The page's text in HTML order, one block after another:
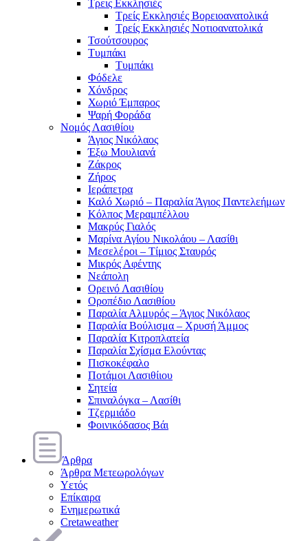
Τρεις Εκκλησιές
Τρείς Εκκλησιές Βορειοανατολικά
Τρείς Εκκλησιές Νοτιοανατολικά
Τσούτσουρος
Τυμπάκι
Τυμπάκι
Φόδελε
Χόνδρος
Χωριό Έμπαρος
Ψαρή Φοράδα
Νομός Λασιθίου
Άγιος Νικόλαος
Έξω Μουλιανά
Ζάκρος
Ζήρος
Ιεράπετρα
Καλό Χωριό – Παραλία Άγιος Παντελεήμων
Κόλπος Μεραμπέλλου
Μακρύς Γιαλός
Μαρίνα Αγίου Νικολάου – Λασίθι
Μεσελέροι – Τίμιος Σταυρός
Μικρός Αφέντης
Νεάπολη
Ορεινό Λασιθίου
Οροπέδιο Λασιθίου
Παραλία Αλμυρός – Άγιος Νικόλαος
Παραλία Βούλισμα – Χρυσή Άμμος
Παραλία Κιτροπλατεία
Παραλία Σχίσμα Ελούντας
Πισκοκέφαλο
Ποτάμοι Λασιθίιου
Σητεία
Σπιναλόγκα – Λασίθι
Τζερμιάδο
Φοινικόδασος Βάι
Άρθρα
Άρθρα Μετεωρολόγων
Υετός
Επίκαιρα
Ενημερωτικά
Cretaweather